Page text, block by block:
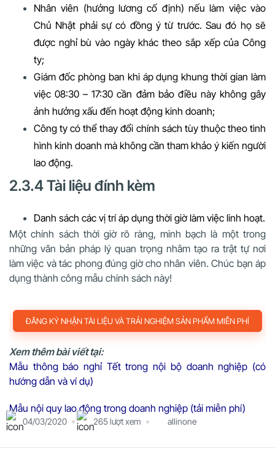
04/03/2020 265 lượt xem allinone
Nhân viên (hưởng lương cố định) nếu làm việc vào
Chủ Nhật phải sự có đồng ý từ trước. Sau đó họ sẽ
được nghỉ bù vào ngày khác theo sắp xếp của Công
ty;
Giám đốc phòng ban khi áp dụng khung thời gian làm
việc 08:30 – 17:30 cần đảm bảo điều này không gây
ảnh hưởng xấu đến hoạt động kinh doanh;
Công ty có thể thay đổi chính sách tùy thuộc theo tình
hình kinh doanh mà không cần tham khảo ý kiến người
lao động.
2.3.4 Tài liệu đính kèm
Danh sách các vị trí áp dụng thời giờ làm việc linh hoạt.
Một chính sách thời giờ rõ ràng, minh bạch là một trong
những văn bản pháp lý quan trọng nhằm tạo ra trật tự nơi
làm việc và tác phong đúng giờ cho nhân viên. Chúc bạn áp
dụng thành công mẫu chính sách này!
ĐĂNG KÝ NHẬN TÀI LIỆU VÀ TRẢI NGHIỆM SẢN PHẨM MIỄN PHÍ
Xem thêm bài viết tại:
Mẫu thông báo nghỉ Tết trong nội bộ doanh nghiệp (có
hướng dẫn và ví dụ)
Mẫu nội quy lao động trong doanh nghiệp (tải miễn phí)